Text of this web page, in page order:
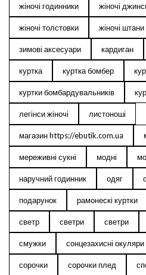
жіночі годинники жіночі
жіночі толстовки жіночі штани
зимові аксесуари кардиган
куртка куртка бомбер
куртки бомбардувальників
легінси жіночі листоноші
магазин https://ebutik.com.ua
мереживні сукні модні
наручний годинник одяг
подарунок рамонескі куртки
светр светри светри
смужки сонцезахисні окуляри
сорочки сорочки плед